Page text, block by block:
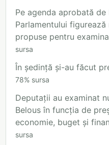
Pe agenda aprobată
Parlamentului
propuse pentru
sursa
În ședință și-au făcut
78% sursa
Deputații au examinat
Belous în funcția de
economie, buget și
sursa